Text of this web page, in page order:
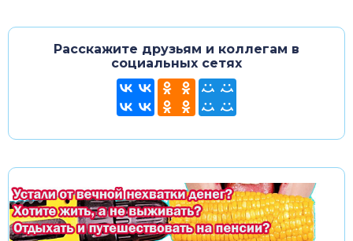
Расскажите друзьям и коллегам в
социальных сетях